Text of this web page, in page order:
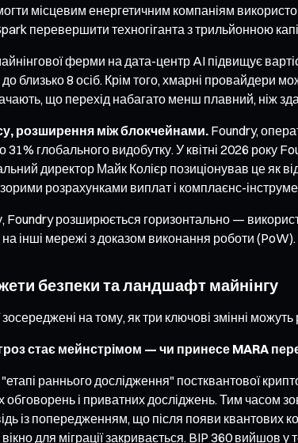
місцевим енергетичним компаніям
перевершити техногіганта з трильйонною
ферми на дата-центр AI підвищує
близько 8 осіб. Крім того, хмарні провайдери
що перехід набагато менш плавний, ніж
розширення між блокчейнами. Foundry,
глобального видобутку. У квітні 2026 року
директор Майк Колієр позиціонував це як
розрахунками виплат і комплаєнс-
Foundry розширюється горизонтально —
інші мережі з доказом виконання роботи (PoW).
безпеки та ландшафт майнінгу
на тому, як три ключові змінні
стає мейнстрімом — чи принесе MARA
раннього дослідження" постквантової
і приватних досліджень. Тим часом
із попередженням, що після появи квантових
для міграції закривається. BIP 360